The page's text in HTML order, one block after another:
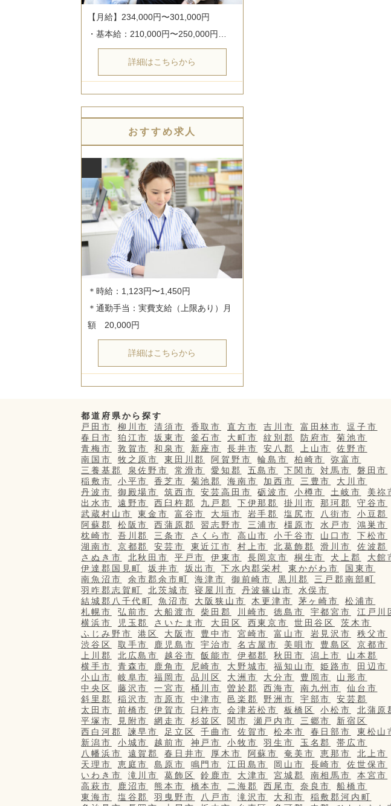
【月給】234,000円〜301,000円
・基本給：210,000円〜250,000円…
詳細はこちらから
おすすめ求人
＊時給：1,123円〜1,450円
＊通勤手当：実費支給（上限あり）月
詳細はこちらから
都道府県から探す
戸田市
柳川市 清須市 香取市 直方市 吉川市 富田林市
逗子市
春日市
狛江市 坂東市 釜石市 大町市 紋別郡 防府市
菊池市
青梅市
敦賀市 和泉市 新座市 長井市 安八郡 上山市
佐野市
南国市
牧之原市 東田川郡 阿賀野市 輪島市 柏崎市
弥富市
三養基郡
泉佐野市 常滑市 愛知郡 五島市 下関市 対馬市
磐田市
稲敷市
小平市 香芝市 菊池郡 海南市 加西市 三豊市
大川市
丹波市
御殿場市 筑西市 安芸高田市 砺波市 小樽市 土岐市
美祢
出水市
遠野市 西臼杵郡 九戸郡 下伊那郡 掛川市 那珂郡
守谷市
武蔵村山市
東金市 富谷市 大垣市 岩手郡 塩尻市 八街市
小豆郡
阿蘇郡
松阪市 西蒲原郡 習志野市 三浦市 橿原市 水戸市
鴻巣市
枕崎市
吾川郡 三条市 さくら市 高山市 小千谷市 山口市
下松市
湖南市
京都郡 安芸市 東近江市 村上市 北葛飾郡 滑川市
佐波郡
さぬき市
北秋田市 平戸市 伊東市 長岡京市 桐生市 犬上郡
大館
伊達郡国見町
坂井市 坂出市 下水内郡栄村 東かがわ市
国東市
南魚沼市
余市郡余市町 海津市 御前崎市 黒川郡
三戸郡南部町
羽咋郡志賀町
北茨城市 寝屋川市 丹波篠山市
水俣市
結城郡八千代町
魚沼市 大阪狭山市 木更津市 茅ヶ崎市
松浦市
札幌市
弘前市 大船渡市 柴田郡 川崎市 徳島市 宇都宮市
江戸川
横浜市
児玉郡 さいたま市 大田区 西東京市 世田谷区
茨木市
ふじみ野市
港区 大阪市 豊中市 宮崎市 富山市 岩見沢市
秩父市
渋谷区
取手市 鹿児島市 宇治市 名古屋市 美唄市 豊島区
京都市
上川郡
北広島市 越谷市 飯能市 伊都郡 秋田市 潟上市
山本郡
横手市
青森市 鹿角市 尼崎市 大野城市 福知山市 姫路市
田辺市
小山市
岐阜市 福岡市 品川区 大洲市 大分市 豊岡市
山形市
中央区
藤沢市 一宮市 桶川市 曽於郡 西海市 南九州市
仙台市
斜里郡
稲沢市 市原市 中津市 邑楽郡 野洲市 宇部市
安芸郡
太田市
前橋市 伊賀市 臼杵市 会津若松市 板橋区 小松市
北蒲原
平塚市
見附市 網走市 杉並区 関市 瀬戸内市 三郷市
新宿区
西白河郡
諫早市 足立区 千曲市 佐賀市 松本市 春日部市
東松山
新潟市
小城市 越前市 神戸市 小牧市 羽生市 玉名郡
帯広市
八幡浜市
遠賀郡 春日井市 厚木市 阿蘇市 奄美市 恵那市
北上市
天理市
恵庭市 島原市 鳴門市 江田島市 岡山市 長崎市
佐世保市
いわき市
滝川市 葛飾区 鈴鹿市 大津市 宮城郡 南相馬市
本宮市
高萩市
鹿沼市 熊本市 橋本市 二海郡 西尾市 奈良市
船橋市
東海市
塩谷郡 羽曳野市 八戸市 滝沢市 大和市
稲敷郡河内町